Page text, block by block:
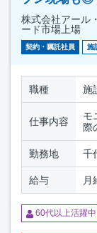
株式会社アー
ード市場上場
契約・嘱託社員 施
職種 施
仕事内容
モ
際
勤務地 千
給与 月
60代以上活躍中